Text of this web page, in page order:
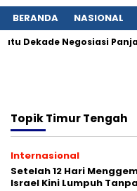
BERANDA NASIONAL
Dekade Negosiasi
TopikTimur Tengah
Internasional
Setelah 12 Hari
Israel Kini Lumpuh